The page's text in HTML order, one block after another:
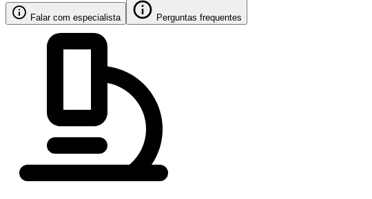
Falar com especialista Perguntas frequentes